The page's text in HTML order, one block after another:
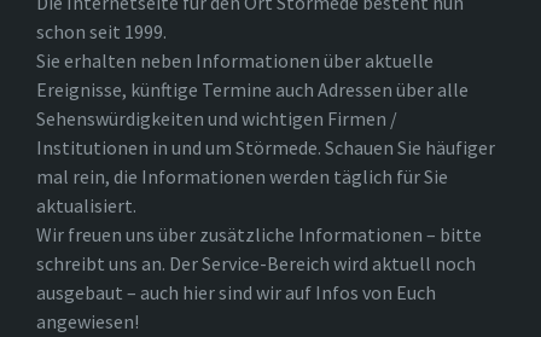
schon seit 1999.
Sie erhalten neben Informationen über aktuelle
Ereignisse, künftige Termine auch Adressen über alle
Sehenswürdigkeiten und wichtigen Firmen /
Institutionen in und um Störmede. Schauen Sie häufiger
mal rein, die Informationen werden täglich für Sie
aktualisiert.
Wir freuen uns über zusätzliche Informationen – bitte
schreibt uns an. Der Service-Bereich wird aktuell noch
ausgebaut – auch hier sind wir auf Infos von Euch
angewiesen!